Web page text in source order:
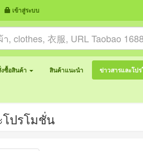
เข้าสู่ระบบ
ซื้อสินค้า สินค้าแนะนำ ข่าวสารและโป
โปรโมชั่น